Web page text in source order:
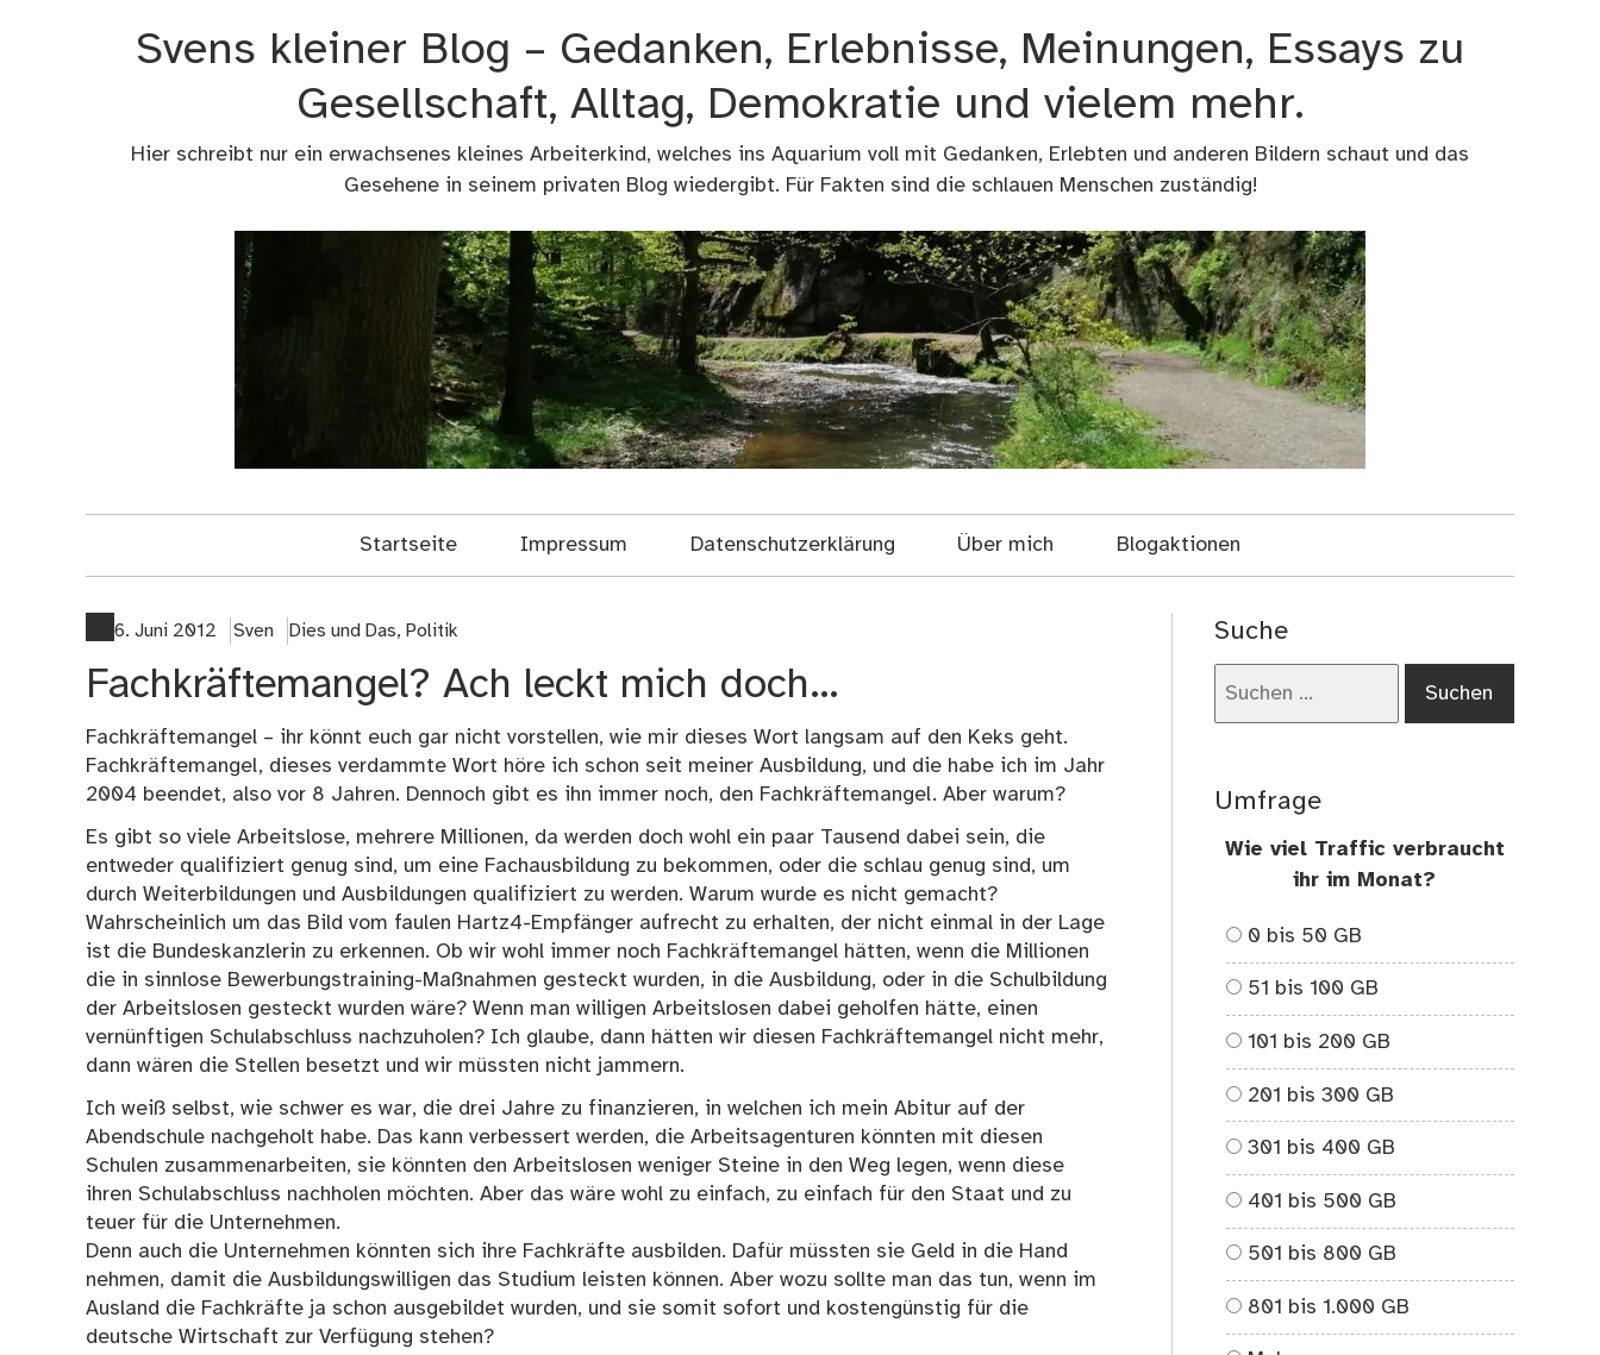
Svens kleiner Blog – Gedanken, Erlebnisse, Meinungen, Essays zu
Gesellschaft, Alltag, Demokratie und vielem mehr.
Hier schreibt nur ein erwachsenes kleines Arbeiterkind, welches ins Aquarium voll mit Gedanken, Erlebten und anderen Bildern schaut und das
Gesehene in seinem privaten Blog wiedergibt. Für Fakten sind die schlauen Menschen zuständig!
Startseite Impressum Datenschutzerklärung Über mich Blogaktionen
6. Juni 2012 Sven Dies und Das, Politik
Fachkräftemangel? Ach leckt mich doch…
Fachkräftemangel – ihr könnt euch gar nicht vorstellen, wie mir dieses Wort langsam auf den Keks geht.
Fachkräftemangel, dieses verdammte Wort höre ich schon seit meiner Ausbildung, und die habe ich im Jahr
2004 beendet, also vor 8 Jahren. Dennoch gibt es ihn immer noch, den Fachkräftemangel. Aber warum?
Es gibt so viele Arbeitslose, mehrere Millionen, da werden doch wohl ein paar Tausend dabei sein, die
entweder qualifiziert genug sind, um eine Fachausbildung zu bekommen, oder die schlau genug sind, um
durch Weiterbildungen und Ausbildungen qualifiziert zu werden. Warum wurde es nicht gemacht?
Wahrscheinlich um das Bild vom faulen Hartz4-Empfänger aufrecht zu erhalten, der nicht einmal in der Lage
ist die Bundeskanzlerin zu erkennen. Ob wir wohl immer noch Fachkräftemangel hätten, wenn die Millionen
die in sinnlose Bewerbungstraining-Maßnahmen gesteckt wurden, in die Ausbildung, oder in die Schulbildung
der Arbeitslosen gesteckt wurden wäre? Wenn man willigen Arbeitslosen dabei geholfen hätte, einen
vernünftigen Schulabschluss nachzuholen? Ich glaube, dann hätten wir diesen Fachkräftemangel nicht mehr,
dann wären die Stellen besetzt und wir müssten nicht jammern.
Ich weiß selbst, wie schwer es war, die drei Jahre zu finanzieren, in welchen ich mein Abitur auf der
Abendschule nachgeholt habe. Das kann verbessert werden, die Arbeitsagenturen könnten mit diesen
Schulen zusammenarbeiten, sie könnten den Arbeitslosen weniger Steine in den Weg legen, wenn diese
ihren Schulabschluss nachholen möchten. Aber das wäre wohl zu einfach, zu einfach für den Staat und zu
teuer für die Unternehmen.
Denn auch die Unternehmen könnten sich ihre Fachkräfte ausbilden. Dafür müssten sie Geld in die Hand
nehmen, damit die Ausbildungswilligen das Studium leisten können. Aber wozu sollte man das tun, wenn im
Ausland die Fachkräfte ja schon ausgebildet wurden, und sie somit sofort und kostengünstig für die
deutsche Wirtschaft zur Verfügung stehen?
Suche
Umfrage
Wie viel Traffic verbraucht
ihr im Monat?
0 bis 50 GB
51 bis 100 GB
101 bis 200 GB
201 bis 300 GB
301 bis 400 GB
401 bis 500 GB
501 bis 800 GB
801 bis 1.000 GB